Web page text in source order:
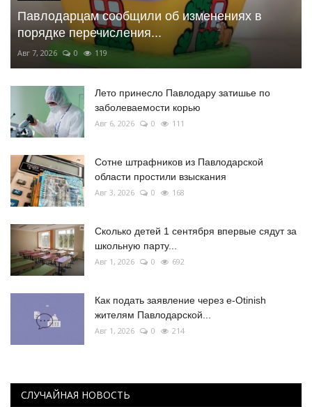
Павлодарцам сообщили об изменениях в
порядке перечисления...
Авг 7, 2026 0 119
Лето принесло Павлодару затишье по
заболеваемости корью
Авг 6, 2026 0 111
Сотне штрафников из Павлодарской
области простили взыскания
Авг 3, 2026 0 168
Сколько детей 1 сентября впервые сядут за
школьную парту...
Авг 1, 2026 0 692
Как подать заявление через e-Otinish
жителям Павлодарской...
Авг 1, 2026 0 214
СЛУЧАЙНАЯ НОВОСТЬ